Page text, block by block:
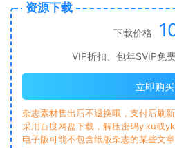
资源下载
下载价格
VIP折扣、包年SVIP免
立即购买
杂志素材售出后不退换哦，支付后刷
采用百度网盘下载，解压密码yiku或
电子版可能不包含纸版杂志的某些文